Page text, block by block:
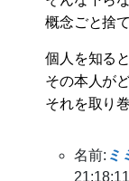
概念ごと捨
個人を知る
その本人が
それを取り
名前: ミ
21:18:11